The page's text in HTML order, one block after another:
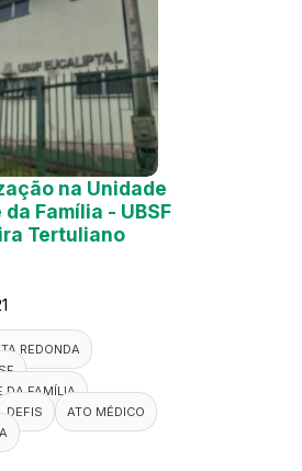
na Unidade
Família - UBSF
Tertuliano
REDONDA
DA FAMÍLIA
DEFIS
ATO MÉDICO